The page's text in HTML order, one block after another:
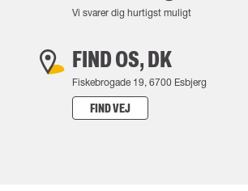
Vi svarer dig hurtigst muligt
FIND OS, DK
Fiskebrogade 19, 6700 Esbjerg
FIND VEJ